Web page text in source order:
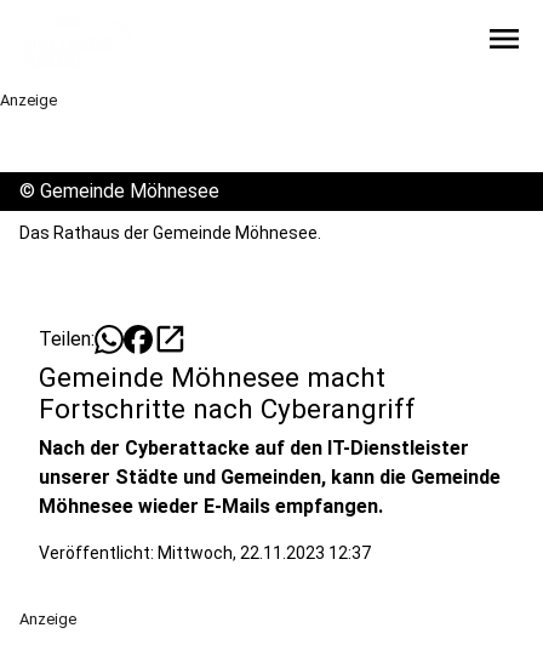
menu
Anzeige
© Gemeinde Möhnesee
Das Rathaus der Gemeinde Möhnesee.
Teilen: open_in_new
Gemeinde Möhnesee macht
Fortschritte nach Cyberangriff
Nach der Cyberattacke auf den IT-Dienstleister
unserer Städte und Gemeinden, kann die Gemeinde
Möhnesee wieder E-Mails empfangen.
Veröffentlicht: Mittwoch, 22.11.2023 12:37
Anzeige